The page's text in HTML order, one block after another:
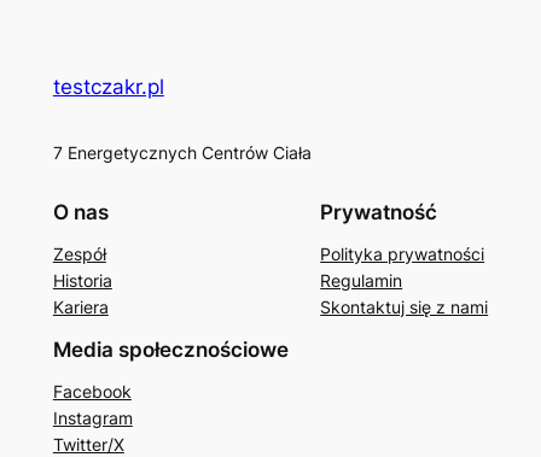
testczakr.pl
7 Energetycznych Centrów Ciała
O nas
Zespół
Historia
Kariera
Prywatność
Polityka prywatności
Regulamin
Skontaktuj się z nami
Media społecznościowe
Facebook
Instagram
Twitter/X